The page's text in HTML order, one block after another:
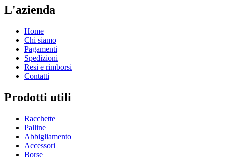
L'azienda
Home
Chi siamo
Pagamenti
Spedizioni
Resi e rimborsi
Contatti
Prodotti utili
Racchette
Palline
Abbigliamento
Accessori
Borse